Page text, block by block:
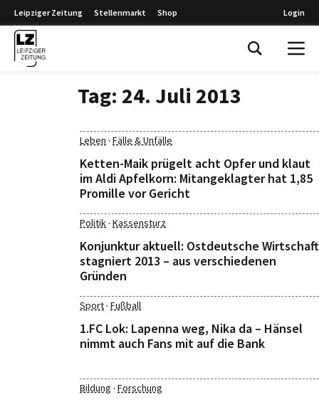
Leipziger Zeitung Stellenmarkt Shop Login
Tag: 24. Juli 2013
Leben · Fälle & Unfälle
Ketten-Maik prügelt acht Opfer und klaut
im Aldi Apfelkorn: Mitangeklagter hat 1,85
Promille vor Gericht
Politik· Kassensturz
Konjunktur aktuell: Ostdeutsche Wirtschaft
stagniert 2013 – aus verschiedenen
Gründen
Sport· Fußball
1.FC Lok: Lapenna weg, Nika da – Hänsel
nimmt auch Fans mit auf die Bank
Bildung · Forschung